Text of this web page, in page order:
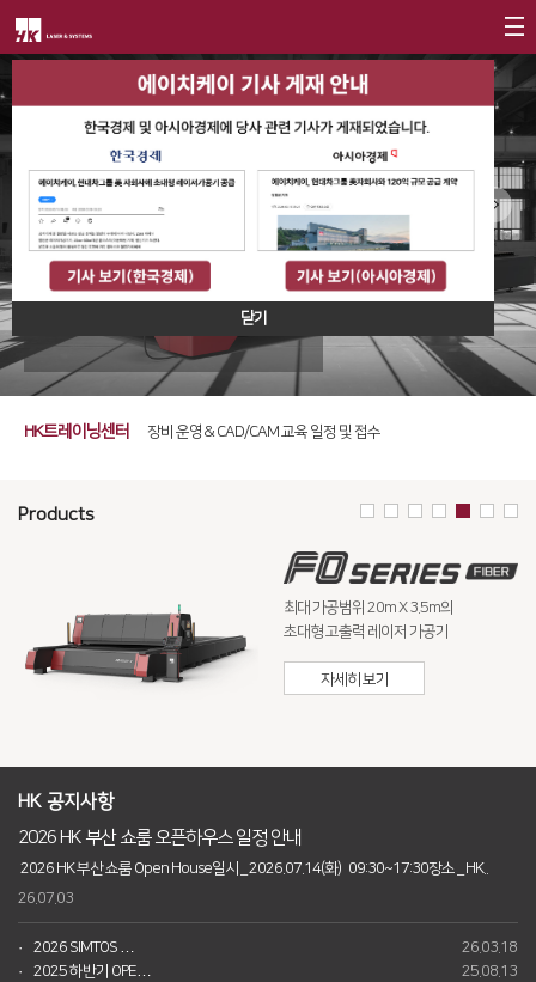
닫기
회사개요
회사연혁
기업정신
핵심가치
지사안내∨
국내지사
해외지사
제품소개
Fiber∨
FS Series
FL3015
FE Series
FC3015
Conversion
PS Conversion
Gantry
Tube∨
TL9036-X
절곡기∨
고객지원
서비스
트레이닝∨
교육일정
교육신청/문의
원격지원
투자정보
재무정보
IR 자료실
사회공헌
사회공헌개요
사회공헌활동
FS3015 Fiber
Industrial Standard Long Gantry Laser Cutting Machine FS3015 Fiber
HK트레이닝센터 장비 운영 & CAD/CAM 교육 일정 및 접수
Products
최대 가공범위 20m X 3.5m의
초대형 고출력 레이저 가공기
자세히 보기
HK 공지사항
2026 HK 부산 쇼룸 오픈하우스 일정 안내
2026 HK 부산 쇼룸 Open House일시 _ 2026.07.14(화) 09:30~17:30장소 _ HK..
26.07.03
2026 SIMTOS …
26.03.18
2025 하반기 OPE…
25.08.13